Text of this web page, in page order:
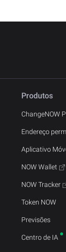
Produtos
ChangeNOW
Endereço
Aplicativo
NOW Wallet
NOW Tracker
Token NOW
Previsões
Centro de IA